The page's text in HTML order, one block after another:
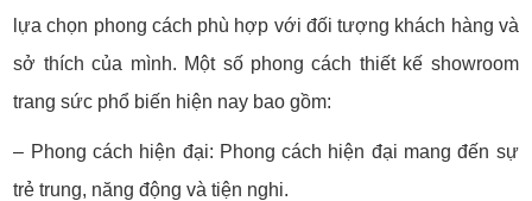
lựa chọn phong cách phù hợp với đối tượng khách hàng và
sở thích của mình. Một số phong cách thiết kế showroom
trang sức phổ biến hiện nay bao gồm:
– Phong cách hiện đại: Phong cách hiện đại mang đến sự
trẻ trung, năng động và tiện nghi.